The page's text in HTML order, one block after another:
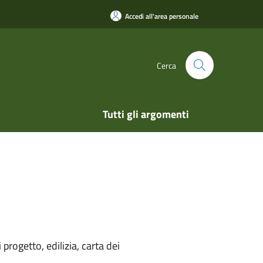
Accedi all'area personale
Cerca
Tutti gli argomenti
edilizia, carta dei